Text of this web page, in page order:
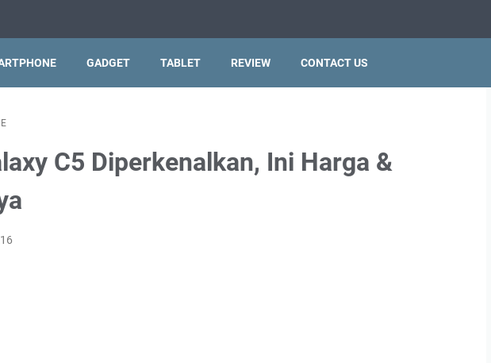
GADGET TABLET REVIEW CONTACT US
C5 Diperkenalkan, Ini Harga &